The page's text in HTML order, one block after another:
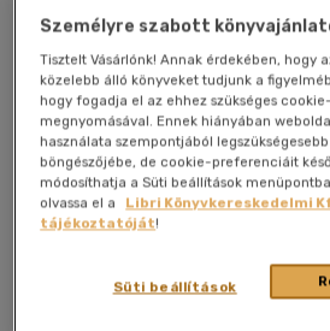
(2 vélemény)
Személyre szabott
Tisztelt Vásárlónk! Annak érdekében, hogy
közelebb álló könyveket tudjunk a
hogy fogadja el az ehhez szükséges
megnyomásával. Ennek hiányában
használata szempontjából
böngészőjébe, de cookie-preferenciáit
módosíthatja a Süti beállítások
olvassa el a
Libri Könyvkereskedelmi
tájékoztatóját!
Süti beállítások